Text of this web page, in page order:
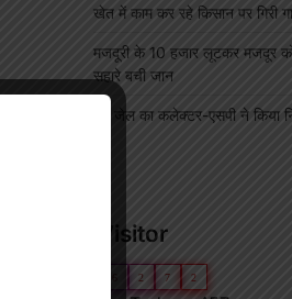
खेत में काम कर रहे किसान पर गिरी
मजदूरी के 10 हजार लूटकर मजदूर
सहारे बची जान
उप जेल का कलेक्टर-एसपी ने किया
Our Visitor
2 7 2